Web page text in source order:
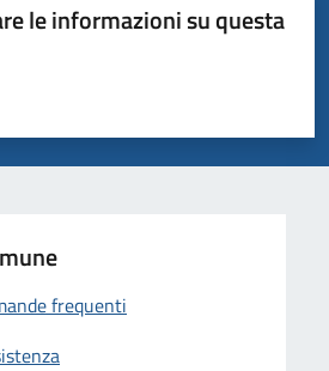
le informazioni su questa
5 stelle su 5
su 5
su 5
frequenti